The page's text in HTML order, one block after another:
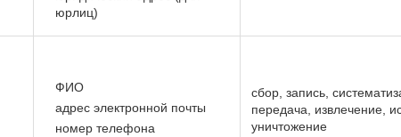
юрлиц)
ФИО
адрес электронной почты
номер телефона
сбор, запись,
передача, извлечение,
уничтожение